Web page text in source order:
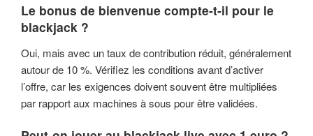
Le bonus de bienvenue compte-t-il pour le
blackjack ?
Oui, mais avec un taux de contribution réduit, généralement
autour de 10 %. Vérifiez les conditions avant d’activer
l’offre, car les exigences doivent souvent être multipliées
par rapport aux machines à sous pour être validées.